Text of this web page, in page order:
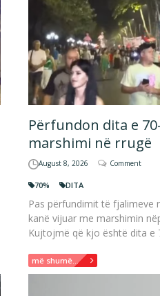
Përfundon dita e
marshimi në rrugë
August 8, 2026 Comment
70% DITA
Pas përfundimit të fjalimeve
kanë vijuar me marshimin
Kujtojmë që kjo është dita e
më shumë...